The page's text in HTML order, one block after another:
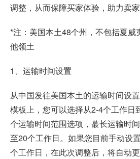
调整，从而保障买家体验，助力卖家
*注：美国本土48个州，不包括夏威
他领土
1、运输时间设置
从中国发往美国本土的运输时间设
模板上，您可以选择从2-4个工作日
个运输时间范围选项，蕞长运输时
至20个工作日。如果您目前手动设
个工作日，在此次调整后，将自动